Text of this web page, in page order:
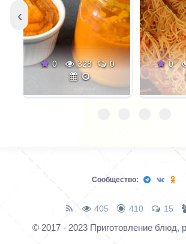
птицы является соус
сациви, давший
название всему блюду.
Наиболее сложно и
ответственно
приготовление соуса,
Однако основная
схема приготовления
соуса и набор
продуктов для него
более или менее
постоянны. Соус
0 328 0 0
‹
Сообщество:
405 410 15
© 2017 - 2023 Приготовление блюд,